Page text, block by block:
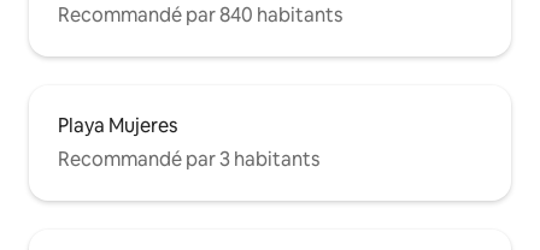
Recommandé par 840 habitants
Playa Mujeres
Recommandé par 3 habitants